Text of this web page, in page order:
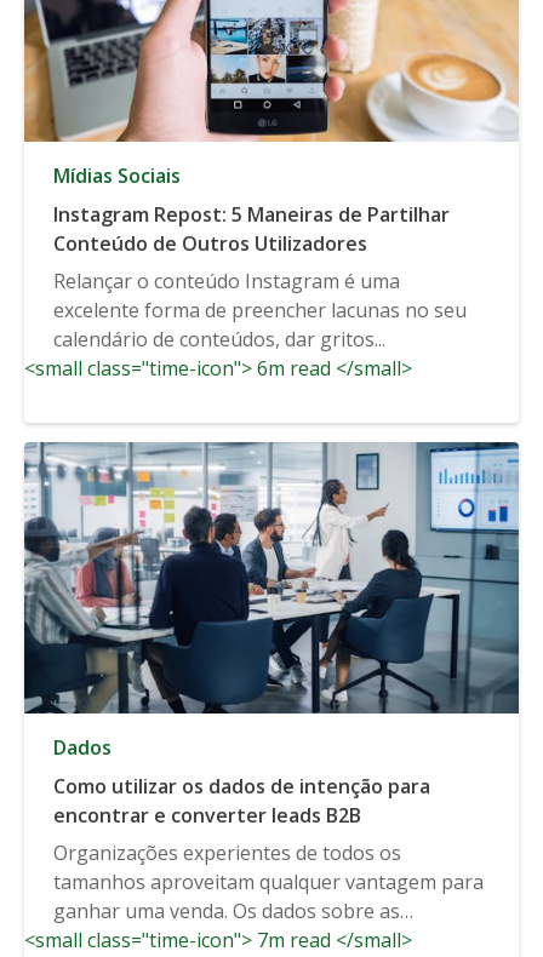
Mídias Sociais
Instagram Repost: 5 Maneiras de Partilhar
Conteúdo de Outros Utilizadores
Relançar o conteúdo Instagram é uma
excelente forma de preencher lacunas no seu
calendário de conteúdos, dar gritos...
<small class="time-icon"> 6m read </small>
Dados
Como utilizar os dados de intenção para
encontrar e converter leads B2B
Organizações experientes de todos os
tamanhos aproveitam qualquer vantagem para
ganhar uma venda. Os dados sobre as
intenções estão entre...
<small class="time-icon"> 7m read </small>